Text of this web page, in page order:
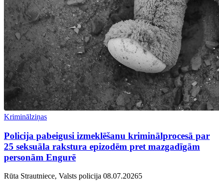
Kriminālziņas
Policija pabeigusi izmeklēšanu kriminālprocesā par
25 seksuāla rakstura epizodēm pret mazgadīgām
personām Engurē
Rūta Strautniece, Valsts policija 08.07.20265